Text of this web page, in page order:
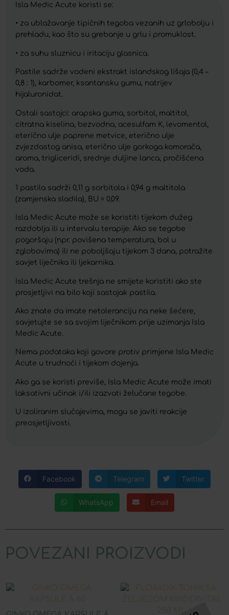
Isla Medic Acute koristi se:
• za ublažavanje tipičnih tegoba vezanih uz grlobolju i
prehladu, kao što su grebanje u grlu i promuklost.
• za suhu sluznicu i iritaciju glasnica.
Pastile sadrže vodeni ekstrakt islandskog lišaja (0,4 –
0,8 : 1), karbomer, ksantansku gumu, natrijev
hijaluronidat.
Ostali sastojci: arapska guma, sorbitol, maltitol,
citratna kiselina, bezvodna, acesulfam K, levomentol,
eterično ulje paprene metvice, eterično ulje
zvjezdastog anisa, eterično ulje gorkoga komorača,
aroma, trigliceridi, srednje duljine lanca, pročišćena
voda.
1 pastila sadrži 0,11 g sorbitola i 0,94 g maltitola
(zamjenska sladila), BU = 0,09.
Isla Medic Acute može se koristiti tijekom dužeg
razdoblja ili u intervalu terapije. Ako se tegobe
pogoršaju (npr. povišena temperatura, bol u
zglobovima) ili ne poboljšaju tijekom 3 dana, potražite
savjet liječnika ili ljekarnika.
Isla Medic Acute trešnja ne smijete koristiti ako ste
prosjetljivi na bilo koji sastojak pastila.
Ako znate da imate netoleranciju na neke šećere,
savjetujte se sa svojim liječnikom prije uzimanja Isla
Medic Acute.
Nema podataka koji govore protiv primjene Isla Medic
Acute u trudnoći i tijekom dojenja.
Ako ga se koristi previše, Isla Medic Acute može imati
laksativni učinak i/ili izazvati želučane tegobe.
U izoliranim slučajevima, mogu se javiti reakcije
preosjetljivosti.
Facebook Telegram Twitter
WhatsApp Email
POVEZANI PROIZVODI